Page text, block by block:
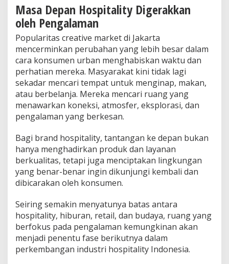
Masa Depan Hospitality Digerakkan
oleh Pengalaman
Popularitas creative market di Jakarta
mencerminkan perubahan yang lebih besar dalam
cara konsumen urban menghabiskan waktu dan
perhatian mereka. Masyarakat kini tidak lagi
sekadar mencari tempat untuk menginap, makan,
atau berbelanja. Mereka mencari ruang yang
menawarkan koneksi, atmosfer, eksplorasi, dan
pengalaman yang berkesan.
Bagi brand hospitality, tantangan ke depan bukan
hanya menghadirkan produk dan layanan
berkualitas, tetapi juga menciptakan lingkungan
yang benar-benar ingin dikunjungi kembali dan
dibicarakan oleh konsumen.
Seiring semakin menyatunya batas antara
hospitality, hiburan, retail, dan budaya, ruang yang
berfokus pada pengalaman kemungkinan akan
menjadi penentu fase berikutnya dalam
perkembangan industri hospitality Indonesia.